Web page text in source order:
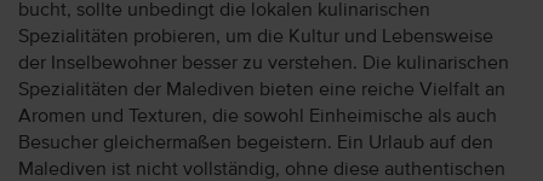
bucht, sollte unbedingt die lokalen kulinarischen
Spezialitäten probieren, um die Kultur und Lebensweise
der Inselbewohner besser zu verstehen. Die kulinarischen
Spezialitäten der Malediven bieten eine reiche Vielfalt an
Aromen und Texturen, die sowohl Einheimische als auch
Besucher gleichermaßen begeistern. Ein Urlaub auf den
Malediven ist nicht vollständig, ohne diese authentischen